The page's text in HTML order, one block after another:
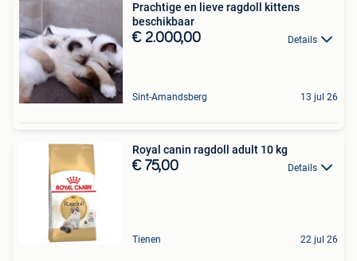
Prachtige en lieve ragdoll kittens
beschikbaar
€ 2.000,00 Details
Sint-Amandsberg 13 jul 26
Royal canin ragdoll adult 10 kg
€ 75,00 Details
Tienen 22 jul 26